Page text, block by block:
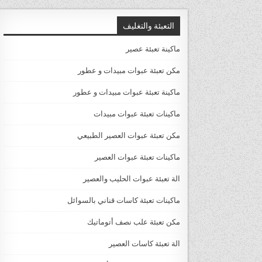
التعبئة والتغليف
ماكينة تعبئة عصير
مكن تعبئة عبوات مبيدات و عطور
ماكينة تعبئة عبوات مبيدات و عطور
ماكينات تعبئة عبوات مبيدات
مكن تعبئة عبوات العصير الطبيعي
ماكينات تعبئة عبوات العصير
الة تعبئة عبوات الحليب والعصير
ماكينات تعبئة كاسات قناني بالسوائل
مكن تعبئة علب نصف أتوماتيك
الة تعبئة كاسات العصير